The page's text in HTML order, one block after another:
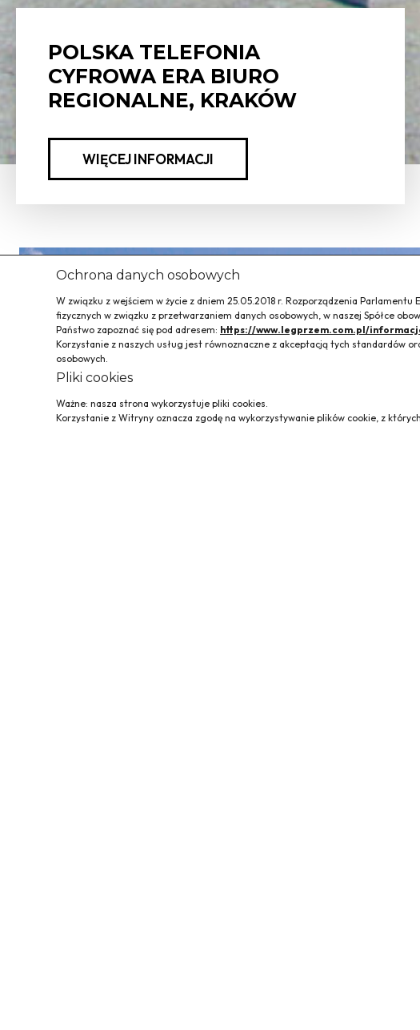
POLSKA TELEFONIA
CYFROWA ERA BIURO
REGIONALNE, KRAKÓW
WIĘCEJ INFORMACJI
Ochrona danych osobowych
W związku z wejściem w życie z dniem 25.05.2018 r. Rozporządzenia
fizycznych w związku z przetwarzaniem danych osobowych, w naszej Spółce
Państwo zapoznać się pod adresem: https://www.legprzem.com.pl/
Korzystanie z naszych usług jest równoznaczne z akceptacją tych standardów
osobowych.
Pliki cookies
Ważne: nasza strona wykorzystuje pliki cookies.
Korzystanie z Witryny oznacza zgodę na wykorzystywanie plików cookie, z